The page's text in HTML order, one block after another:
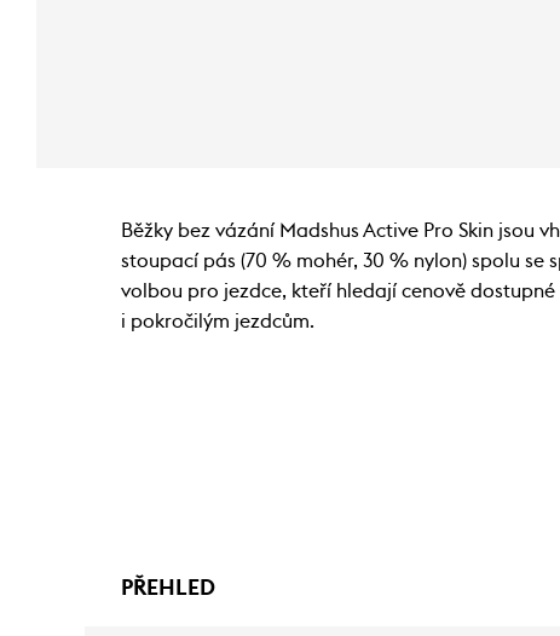
Běžky bez vázání Madshus Active Pro Skin
stoupací pás (70 % mohér, 30 % nylon) spolu
volbou pro jezdce, kteří hledají cenově
i pokročilým jezdcům.
PŘEHLED